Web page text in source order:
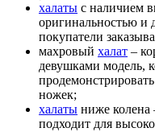
халаты с наличием
оригинальностью и
покупатели
махровый халат –
девушками модель,
ножек;
халаты ниже колена
подходит для